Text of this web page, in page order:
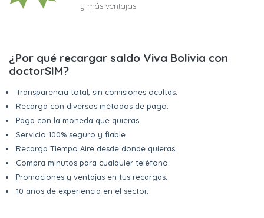
y más ventajas
¿Por qué recargar saldo Viva Bolivia con
doctorSIM?
Transparencia total, sin comisiones ocultas.
Recarga con diversos métodos de pago.
Paga con la moneda que quieras.
Servicio 100% seguro y fiable.
Recarga Tiempo Aire desde donde quieras.
Compra minutos para cualquier teléfono.
Promociones y ventajas en tus recargas.
10 años de experiencia en el sector.